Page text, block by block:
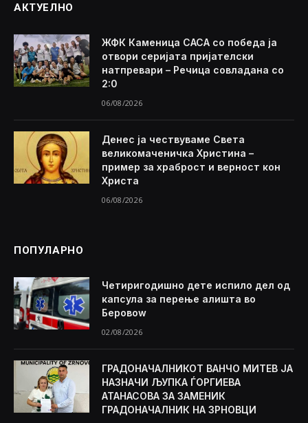
АКТУЕЛНО
ЖФК Каменица САСА со победа ја
отвори серијата пријателски
натпревари – Речица совладана со
2:0
06/08/2026
Денес ја чествуваме Света
великомаченичка Христина –
пример за храброст и верност кон
Христа
06/08/2026
ПОПУЛАРНО
Четиригодишно дете испило дел од
капсула за перење алишта во
Беровоw
02/08/2026
ГРАДОНАЧАЛНИКОТ ВАНЧО МИТЕВ ЈА
НАЗНАЧИ ЉУПКА ЃОРГИЕВА
АТАНАСОВА ЗА ЗАМЕНИК
ГРАДОНАЧАЛНИК НА ЗРНОВЦИ